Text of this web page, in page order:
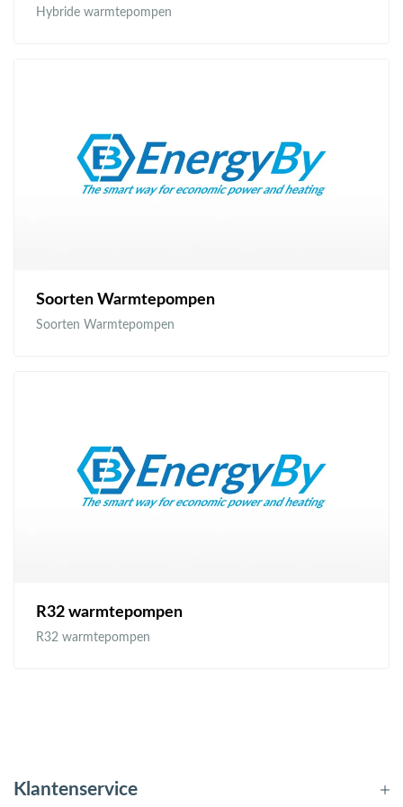
Hybride warmtepompen
Soorten Warmtepompen
Soorten Warmtepompen
R32 warmtepompen
R32 warmtepompen
Klantenservice